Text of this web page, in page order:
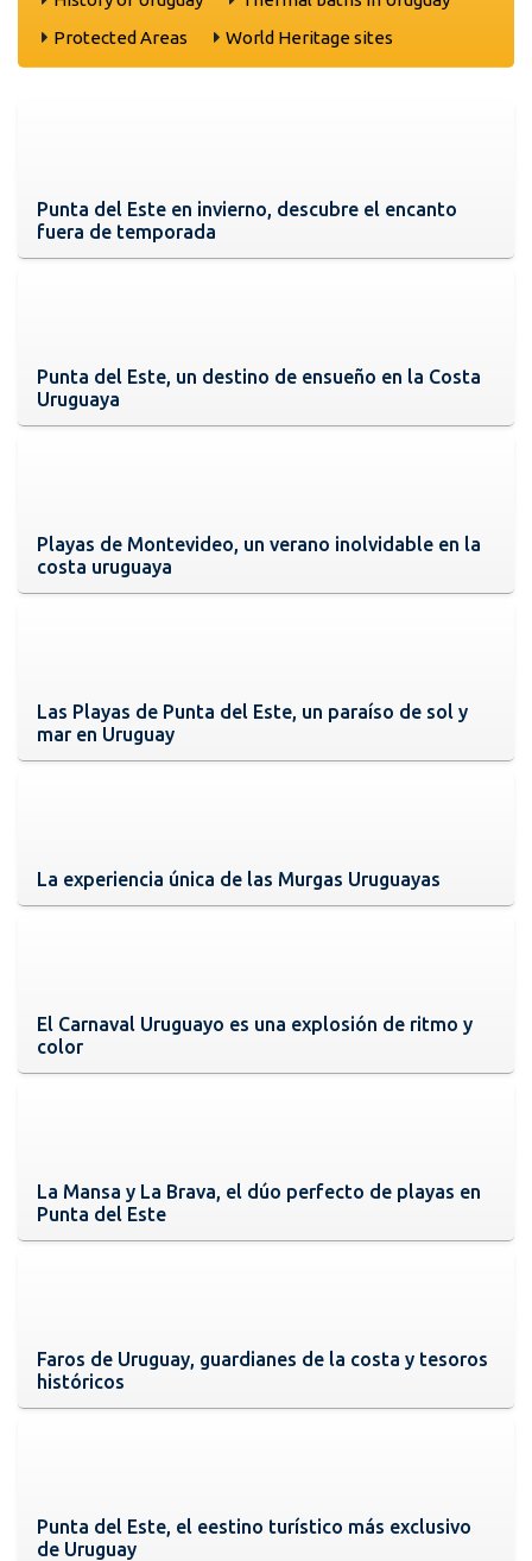
Protected Areas
World Heritage sites
Punta del Este en invierno, descubre el encanto
fuera de temporada
Punta del Este, un destino de ensueño en la Costa
Uruguaya
Playas de Montevideo, un verano inolvidable en la
costa uruguaya
Las Playas de Punta del Este, un paraíso de sol y
mar en Uruguay
La experiencia única de las Murgas Uruguayas
El Carnaval Uruguayo es una explosión de ritmo y
color
La Mansa y La Brava, el dúo perfecto de playas en
Punta del Este
Faros de Uruguay, guardianes de la costa y tesoros
históricos
Punta del Este, el eestino turístico más exclusivo
de Uruguay